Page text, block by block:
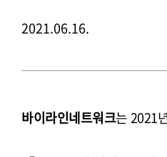
2021.06.16.
바이라인네트워크는 2021